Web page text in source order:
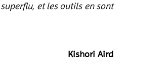
et les outils en sont
Kishori Aird